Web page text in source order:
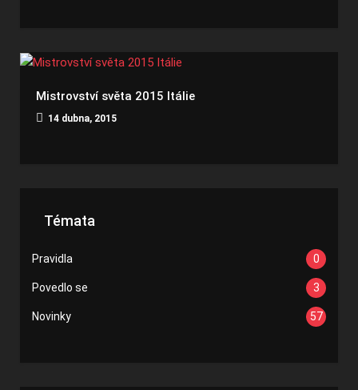
Mistrovství světa 2015 Itálie
14 dubna, 2015
Témata
Pravidla 0
Povedlo se 3
Novinky 57